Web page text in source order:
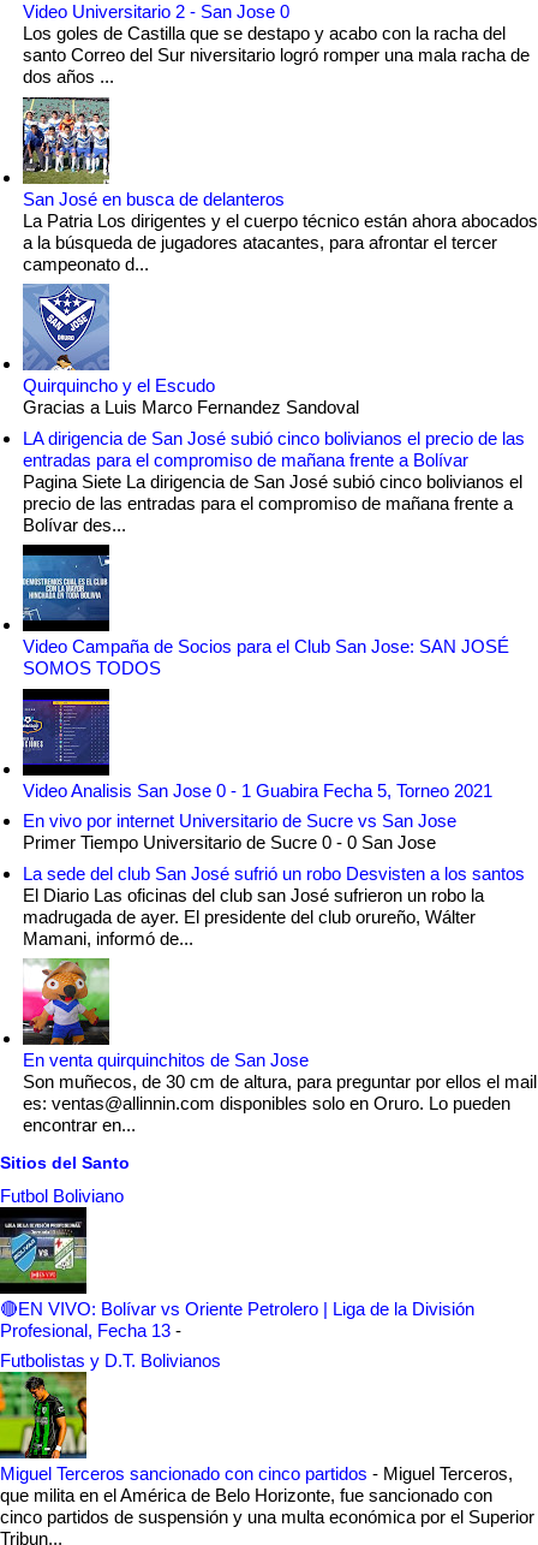
Video Universitario 2 - San Jose 0
Los goles de Castilla que se destapo y acabo con la racha del
santo Correo del Sur niversitario logró romper una mala racha de
dos años ...
San José en busca de delanteros
La Patria Los dirigentes y el cuerpo técnico están ahora abocados
a la búsqueda de jugadores atacantes, para afrontar el tercer
campeonato d...
Quirquincho y el Escudo
Gracias a Luis Marco Fernandez Sandoval
LA dirigencia de San José subió cinco bolivianos el precio de las
entradas para el compromiso de mañana frente a Bolívar
Pagina Siete La dirigencia de San José subió cinco bolivianos el
precio de las entradas para el compromiso de mañana frente a
Bolívar des...
Video Campaña de Socios para el Club San Jose: SAN JOSÉ
SOMOS TODOS
Video Analisis San Jose 0 - 1 Guabira Fecha 5, Torneo 2021
En vivo por internet Universitario de Sucre vs San Jose
Primer Tiempo Universitario de Sucre 0 - 0 San Jose
La sede del club San José sufrió un robo Desvisten a los santos
El Diario Las oficinas del club san José sufrieron un robo la
madrugada de ayer. El presidente del club orureño, Wálter
Mamani, informó de...
En venta quirquinchitos de San Jose
Son muñecos, de 30 cm de altura, para preguntar por ellos el mail
es: ventas@allinnin.com disponibles solo en Oruro. Lo pueden
encontrar en...
Sitios del Santo
Futbol Boliviano
🔴EN VIVO: Bolívar vs Oriente Petrolero | Liga de la División
Profesional, Fecha 13 -
Futbolistas y D.T. Bolivianos
Miguel Terceros sancionado con cinco partidos - Miguel Terceros,
que milita en el América de Belo Horizonte, fue sancionado con
cinco partidos de suspensión y una multa económica por el Superior
Tribun...